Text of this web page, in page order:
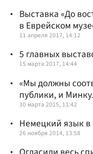
Выставка «До
в Еврейском
11 апреля 2017, 14:12
5 главных
15 марта 2017, 14:44
«Мы должны
публики, и
30 марта 2015, 11:42
Немецкий язык в
26 ноября 2014, 13:58